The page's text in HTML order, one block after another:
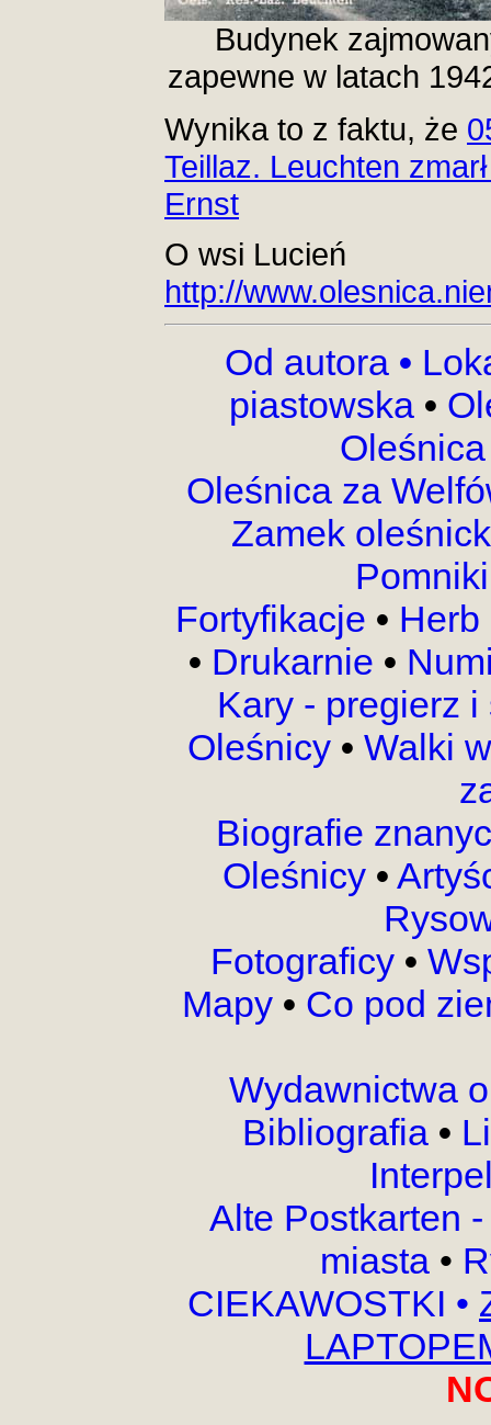
Budynek
zapewne w latach
Wynika to z faktu, że
Teillaz. Leuchten
Ernst
O wsi Lucień
http://
Od autora •
piastowska •
Oleśnica za
Zamek
Fortyfikacje •
• Drukarnie •
Kary - pregierz
Oleśnicy • Walki
Biografie
Oleśnicy •
Fotograficy •
Mapy • Co pod
Wydawnictwa
Bibliografia •
Alte Postkarten
miasta •
CIEKAWOSTKI •